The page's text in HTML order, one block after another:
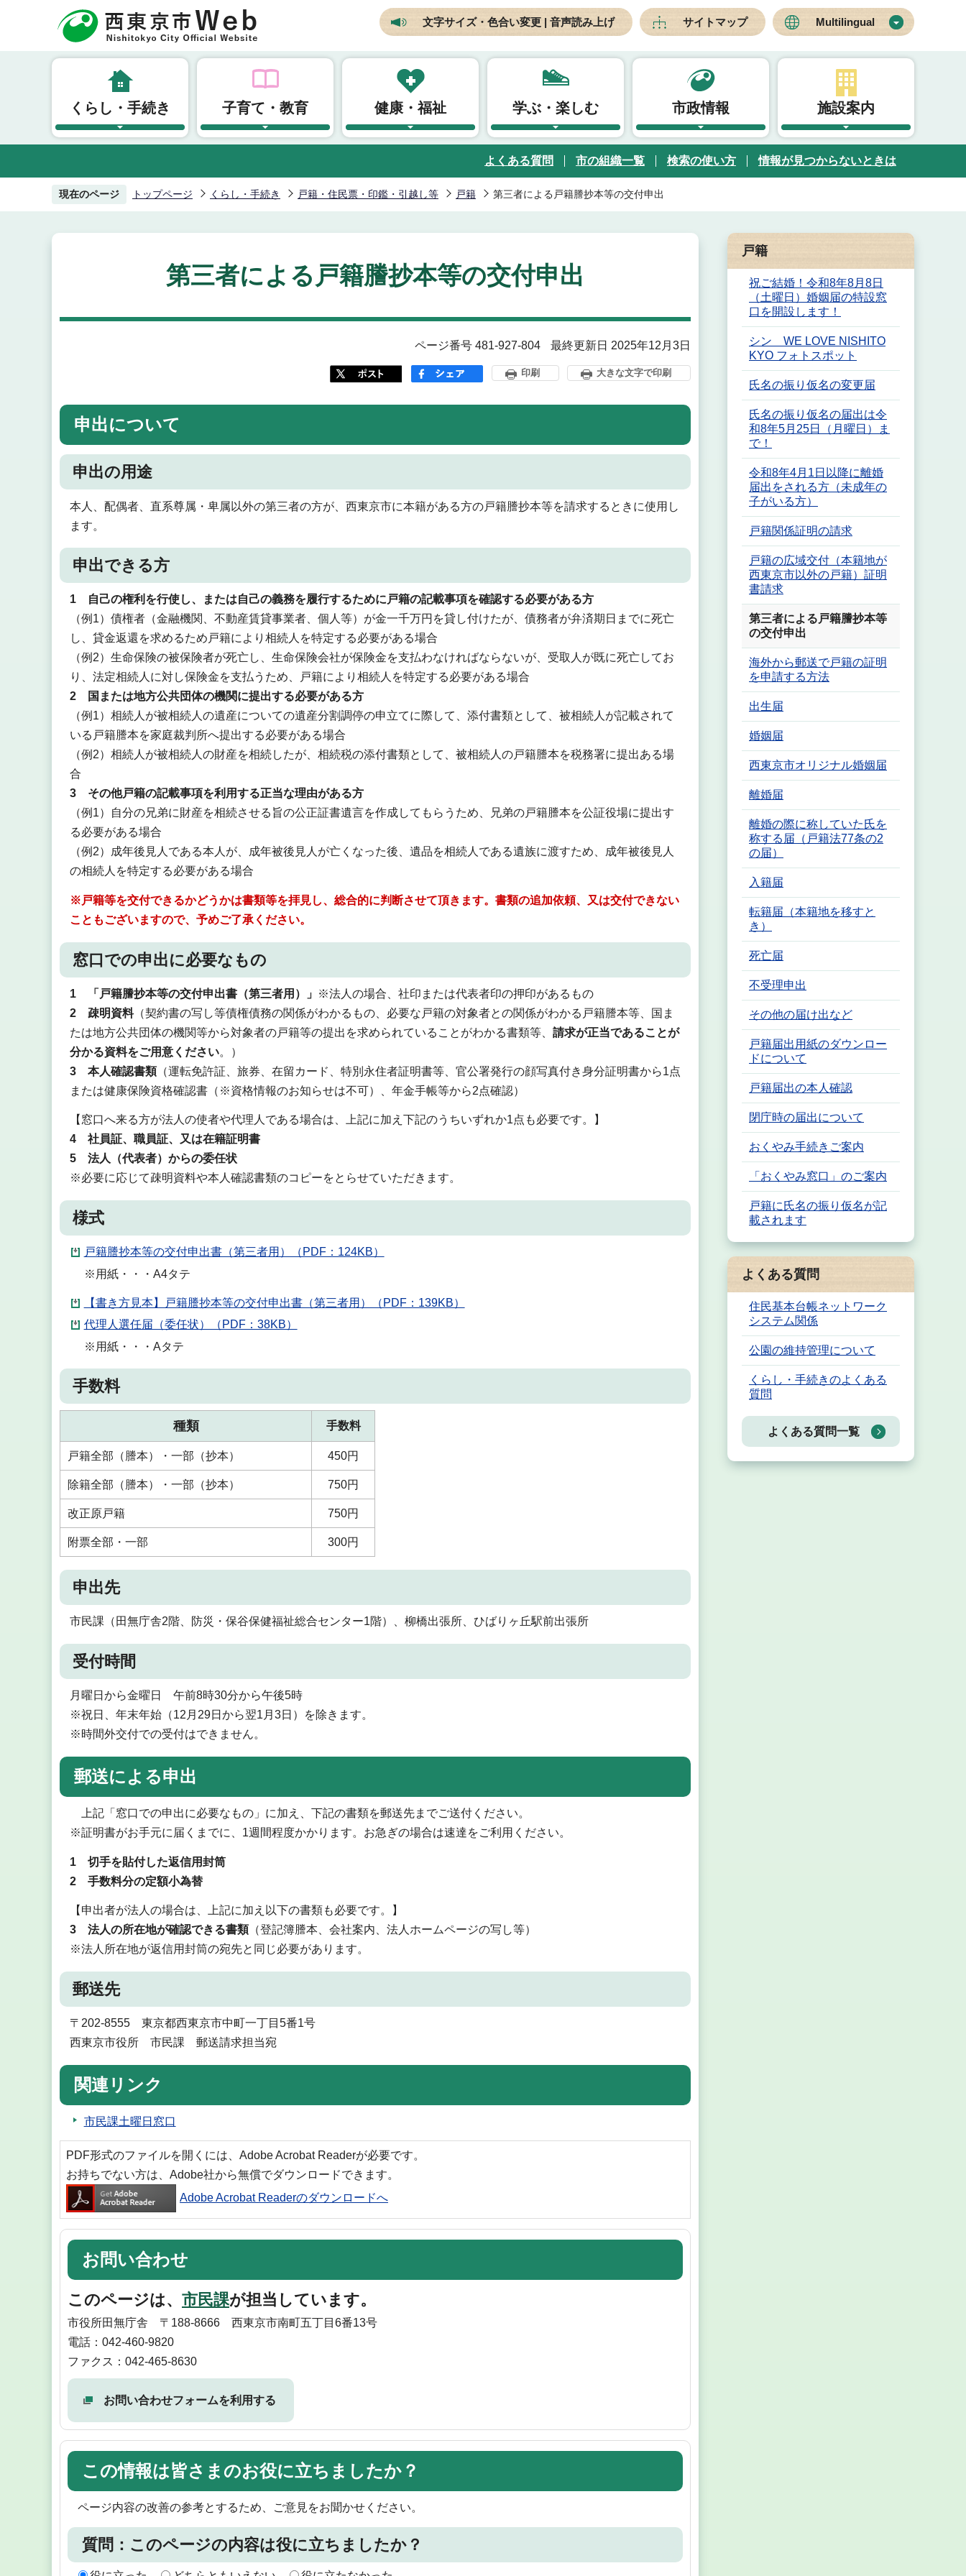
頭
文字サイズ・色合い変更 | 音声読み上げ サイトマップ Multilingual
くらし・手続き 子育て・教育 健康・福祉 学ぶ・楽しむ 市政情報 施設案内
よくある質問 市の組織一覧 検索の使い方 情報が見つからないときは
現在のページ トップページ くらし・手続き 戸籍・住民票・印鑑・引越し等 戸籍 第三者による戸籍謄抄本等の交付申出
第三者による戸籍謄抄本等の交付申出
ページ番号 481-927-804 最終更新日 2025年12月3日
印刷 大きな文字で印刷
申出について
申出の用途
本人、配偶者、直系尊属・卑属以外の第三者の方が、西東京市に本籍がある方の戸籍謄抄本等を請求するときに使用し
ます。
申出できる方
1 自己の権利を行使し、または自己の義務を履行するために戸籍の記載事項を確認する必要がある方
（例1）債権者（金融機関、不動産賃貸事業者、個人等）が金一千万円を貸し付けたが、債務者が弁済期日までに死亡
し、貸金返還を求めるため戸籍により相続人を特定する必要がある場合
（例2）生命保険の被保険者が死亡し、生命保険会社が保険金を支払わなければならないが、受取人が既に死亡してお
り、法定相続人に対し保険金を支払うため、戸籍により相続人を特定する必要がある場合
2 国または地方公共団体の機関に提出する必要がある方
（例1）相続人が被相続人の遺産についての遺産分割調停の申立てに際して、添付書類として、被相続人が記載されて
いる戸籍謄本を家庭裁判所へ提出する必要がある場合
（例2）相続人が被相続人の財産を相続したが、相続税の添付書類として、被相続人の戸籍謄本を税務署に提出ある場
合
3 その他戸籍の記載事項を利用する正当な理由がある方
（例1）自分の兄弟に財産を相続させる旨の公正証書遺言を作成してもらうため、兄弟の戸籍謄本を公証役場に提出す
る必要がある場合
（例2）成年後見人である本人が、成年被後見人が亡くなった後、遺品を相続人である遺族に渡すため、成年被後見人
の相続人を特定する必要がある場合
※戸籍等を交付できるかどうかは書類等を拝見し、総合的に判断させて頂きます。書類の追加依頼、又は交付できない
こともございますので、予めご了承ください。
窓口での申出に必要なもの
1 「戸籍謄抄本等の交付申出書（第三者用）」 ※法人の場合、社印または代表者印の押印があるもの
2
疎明資料（契約書の写し等債権債務の関係がわかるもの、必要な戸籍の対象者との関係がわかる戸籍謄本等、国ま
たは地方公共団体の機関等から対象者の戸籍等の提出を求められていることがわかる書類等、 請求が正当であることが
分かる資料をご用意ください。）
3 本人確認書類（運転免許証、旅券、在留カード、特別永住者証明書等、官公署発行の顔写真付き身分証明書から1点
または健康保険資格確認書（※資格情報のお知らせは不可）、年金手帳等から2点確認）
【窓口へ来る方が法人の使者や代理人である場合は、上記に加え下記のうちいずれか1点も必要です。】
4 社員証、職員証、又は在籍証明書
5 法人（代表者）からの委任状
※必要に応じて疎明資料や本人確認書類のコピーをとらせていただきます。
様式
戸籍謄抄本等の交付申出書（第三者用）（PDF：124KB）
※用紙・・・A4タテ
【書き方見本】戸籍謄抄本等の交付申出書（第三者用）（PDF：139KB）
代理人選任届（委任状）（PDF：38KB）
※用紙・・・Aタテ
手数料
種類 手数料
戸籍全部（謄本）・一部（抄本） 450円
除籍全部（謄本）・一部（抄本） 750円
改正原戸籍 750円
附票全部・一部 300円
申出先
市民課（田無庁舎2階、防災・保谷保健福祉総合センター1階）、柳橋出張所、ひばりヶ丘駅前出張所
受付時間
月曜日から金曜日 午前8時30分から午後5時
※祝日、年末年始（12月29日から翌1月3日）を除きます。
※時間外交付での受付はできません。
郵送による申出
上記「窓口での申出に必要なもの」に加え、下記の書類を郵送先までご送付ください。
※証明書がお手元に届くまでに、1週間程度かかります。お急ぎの場合は速達をご利用ください。
1 切手を貼付した返信用封筒
2 手数料分の定額小為替
【申出者が法人の場合は、上記に加え以下の書類も必要です。】
3 法人の所在地が確認できる書類（登記簿謄本、会社案内、法人ホームページの写し等）
※法人所在地が返信用封筒の宛先と同じ必要があります。
郵送先
〒202-8555 東京都西東京市中町一丁目5番1号
西東京市役所 市民課 郵送請求担当宛
関連リンク
市民課土曜日窓口
PDF形式のファイルを開くには、Adobe Acrobat Readerが必要です。
お持ちでない方は、Adobe社から無償でダウンロードできます。
Adobe Acrobat Readerのダウンロードへ
お問い合わせ
このページは、 市民課が担当しています。
市役所田無庁舎 〒188-8666 西東京市南町五丁目6番13号
電話：042-460-9820
ファクス：042-465-8630
お問い合わせフォームを利用する
この情報は皆さまのお役に立ちましたか？
ページ内容の改善の参考とするため、ご意見をお聞かせください。
質問：このページの内容は役に立ちましたか？
戸籍
祝ご結婚！令和8年8月8日
（土曜日）婚姻届の特設窓
口を開設します！
シン WE LOVE NISHITO
KYO フォトスポット
氏名の振り仮名の変更届
氏名の振り仮名の届出は令
和8年5月25日（月曜日）ま
で！
令和8年4月1日以降に離婚
届出をされる方（未成年の
子がいる方）
戸籍関係証明の請求
戸籍の広域交付（本籍地が
西東京市以外の戸籍）証明
書請求
第三者による戸籍謄抄本等
の交付申出
海外から郵送で戸籍の証明
を申請する方法
出生届
婚姻届
西東京市オリジナル婚姻届
離婚届
離婚の際に称していた氏を
称する届（戸籍法77条の2
の届）
入籍届
転籍届（本籍地を移すと
き）
死亡届
不受理申出
その他の届け出など
戸籍届出用紙のダウンロー
ドについて
戸籍届出の本人確認
閉庁時の届出について
おくやみ手続きご案内
「おくやみ窓口」のご案内
戸籍に氏名の振り仮名が記
載されます
よくある質問
住民基本台帳ネットワーク
システム関係
公園の維持管理について
くらし・手続きのよくある
質問
よくある質問一覧